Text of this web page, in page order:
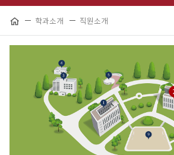
홈
학과소개 직원소개